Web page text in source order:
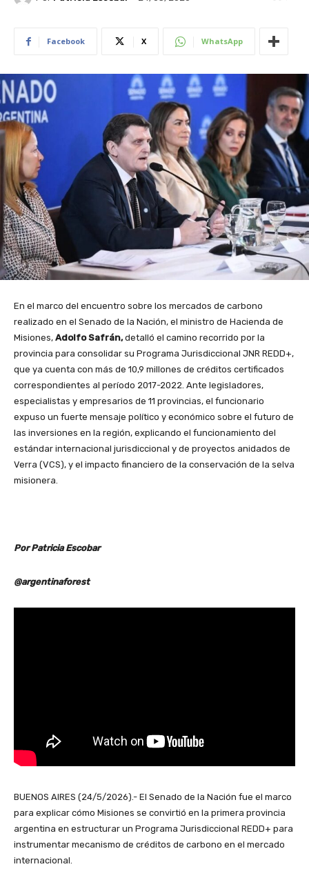
Facebook X WhatsApp
En el marco del encuentro sobre los mercados de carbono
realizado en el Senado de la Nación, el ministro de Hacienda de
Misiones, Adolfo Safrán,detalló el camino recorrido por la
provincia para consolidar su Programa Jurisdiccional JNR REDD+,
que ya cuenta con más de 10,9 millones de créditos certificados
correspondientes al período 2017-2022. Ante legisladores,
especialistas y empresarios de 11 provincias, el funcionario
expuso un fuerte mensaje político y económico sobre el futuro de
las inversiones en la región, explicando el funcionamiento del
estándar internacional jurisdiccional y de proyectos anidados de
Verra (VCS), y el impacto financiero de la conservación de la selva
misionera.
Por Patricia Escobar
@argentinaforest
BUENOS AIRES (24/5/2026).- El Senado de la Nación fue el marco
para explicar cómo Misiones se convirtió en la primera provincia
argentina en estructurar un Programa Jurisdiccional REDD+ para
instrumentar mecanismo de créditos de carbono en el mercado
internacional.